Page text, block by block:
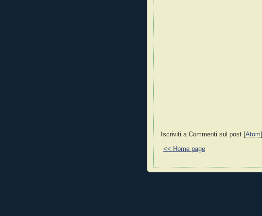
Iscriviti a Commenti sul post [Atom]
<< Home page